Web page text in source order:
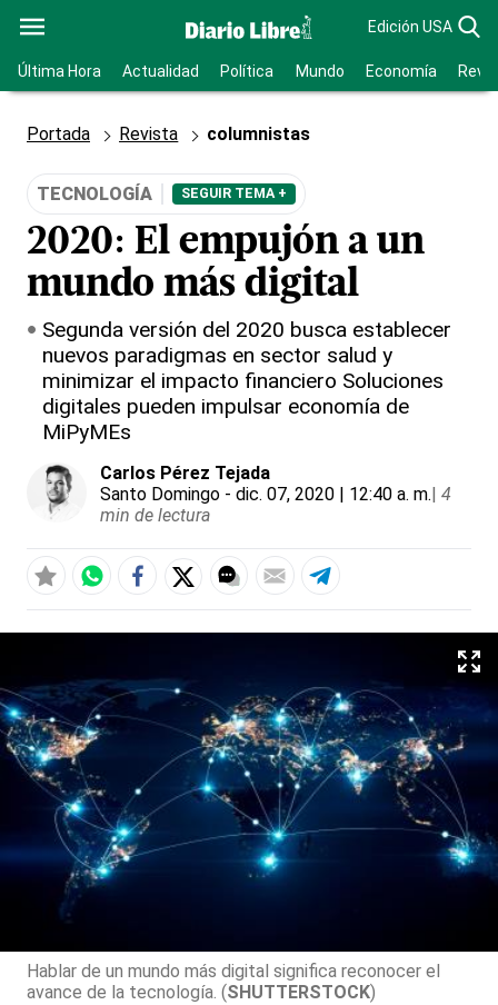
Edición USA
Última Hora Actualidad Política Mundo Economía
Portada Revista columnistas
TECNOLOGÍA SEGUIR TEMA +
2020: El empujón a un
mundo más digital
Segunda versión del 2020 busca establecer
nuevos paradigmas en sector salud y
minimizar el impacto financiero Soluciones
digitales pueden impulsar economía de
MiPyMEs
Carlos Pérez Tejada
Santo Domingo - dic. 07, 2020 | 12:40 a. m.| 4
min de lectura
Hablar de un mundo más digital significa reconocer el
avance de la tecnología. (SHUTTERSTOCK)